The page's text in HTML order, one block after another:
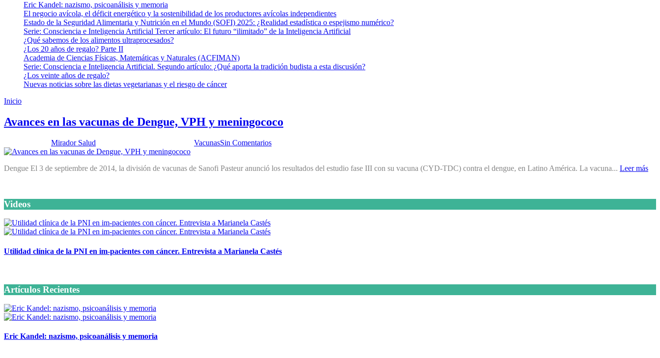
Eric Kandel: nazismo, psicoanálisis y memoria
El negocio avícola, el déficit energético y la sostenibilidad de los productores avícolas independientes
Estado de la Seguridad Alimentaria y Nutrición en el Mundo (SOFI) 2025: ¿Realidad estadística o espejismo numérico?
Serie: Consciencia e Inteligencia Artificial Tercer artículo: El futuro “ilimitado” de la Inteligencia Artificial
¿Qué sabemos de los alimentos ultraprocesados?
¿Los 20 años de regalo? Parte II
Academia de Ciencias Físicas, Matemáticas y Naturales (ACFIMAN)
Serie: Consciencia e Inteligencia Artificial. Segundo artículo: ¿Qué aporta la tradición budista a esta discusión?
¿Los veinte años de regalo?
Nuevas noticias sobre las dietas vegetarianas y el riesgo de cáncer
Inicio
Avances en las vacunas de Dengue, VPH y meningococo
Mirador Salud VacunasSin Comentarios
Dengue El 3 de septiembre de 2014, la división de vacunas de Sanofi Pasteur anunció los resultados del estudio fase III con su vacuna (CYD-TDC) contra el dengue, en Latino América. La vacuna... Leer más
Videos
Utilidad clínica de la PNI en im-pacientes con cáncer. Entrevista a Marianela Castés
Artículos Recientes
Eric Kandel: nazismo, psicoanálisis y memoria